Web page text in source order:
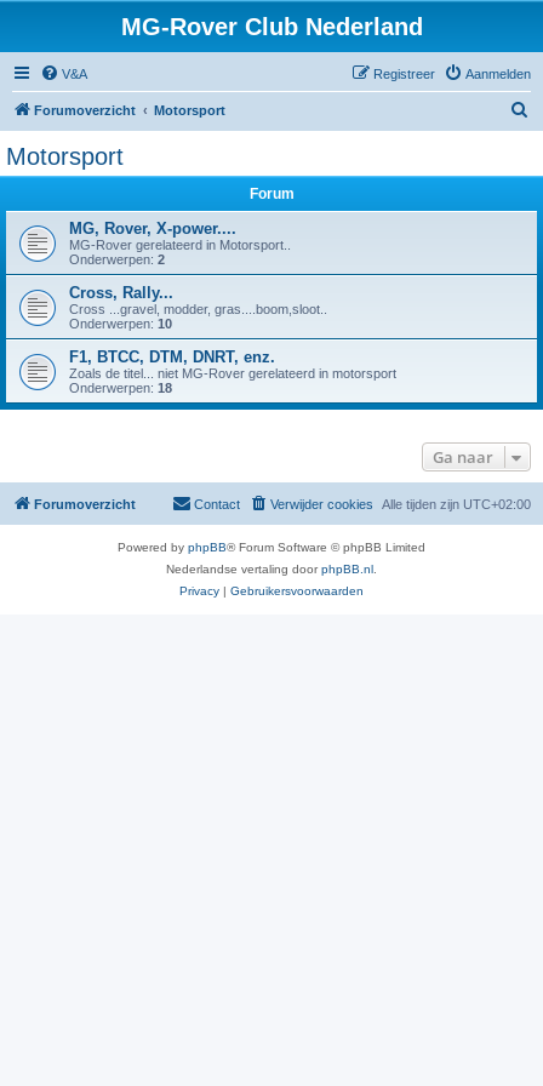
MG-Rover Club Nederland
V&A Aanmelden
Registreer
Forumoverzicht Motorsport
Motorsport
Forum
MG, Rover, X-power....
MG-Rover gerelateerd in Motorsport..
Onderwerpen: 2
Cross, Rally...
Cross ...gravel, modder, gras....boom,sloot..
Onderwerpen: 10
F1, BTCC, DTM, DNRT, enz.
Zoals de titel... niet MG-Rover gerelateerd in motorsport
Onderwerpen: 18
Ga naar
Forumoverzicht Alle tijden zijn UTC+02:00
Verwijder cookies
Contact
Powered by phpBB® Forum Software © phpBB Limited
Nederlandse vertaling doorphpBB.nl
Privacy | Gebruikersvoorwaarden